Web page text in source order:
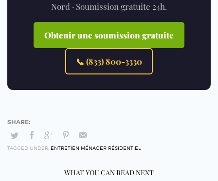
Nord · Soumission gratuite 24h.
Obtenir une soumission gratuite
📞 (833) 800-3330
TAGGED UNDER: ENTRETIEN MÉNAGER RÉSIDENTIEL
WHAT YOU CAN READ NEXT